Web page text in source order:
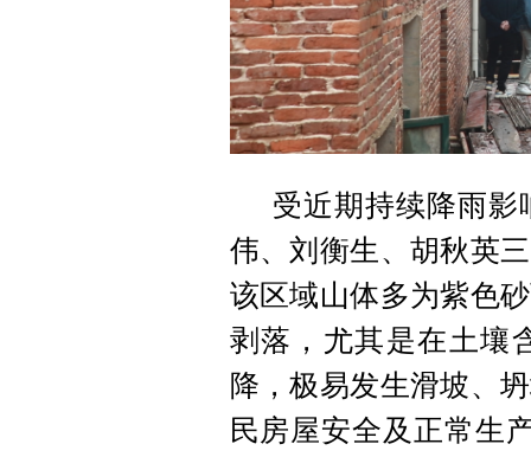
受近期持续降雨
伟、刘衡生、胡秋英
该区域山体多为紫色
剥落，尤其是在土壤
降，极易发生滑坡、
民房屋安全及正常生